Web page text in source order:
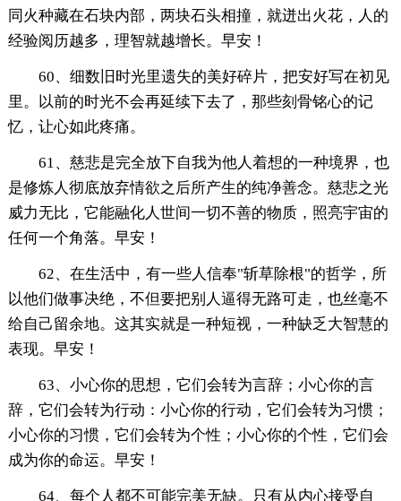
同火种藏在石块内部，两块石头相撞，就迸出火花，人的
经验阅历越多，理智就越增长。早安！
60、细数旧时光里遗失的美好碎片，把安好写在初见
里。以前的时光不会再延续下去了，那些刻骨铭心的记
忆，让心如此疼痛。
61、慈悲是完全放下自我为他人着想的一种境界，也
是修炼人彻底放弃情欲之后所产生的纯净善念。慈悲之光
威力无比，它能融化人世间一切不善的物质，照亮宇宙的
任何一个角落。早安！
62、在生活中，有一些人信奉"斩草除根"的哲学，所
以他们做事决绝，不但要把别人逼得无路可走，也丝毫不
给自己留余地。这其实就是一种短视，一种缺乏大智慧的
表现。早安！
63、小心你的思想，它们会转为言辞；小心你的言
辞，它们会转为行动：小心你的行动，它们会转为习惯；
小心你的习惯，它们会转为个性；小心你的个性，它们会
成为你的命运。早安！
64、每个人都不可能完美无缺。只有从内心接受自